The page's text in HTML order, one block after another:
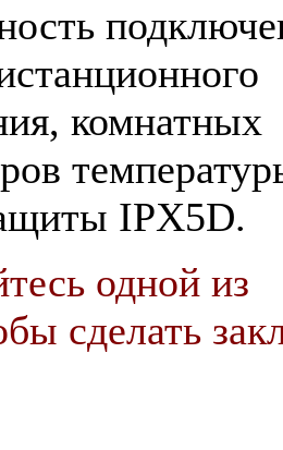
комнатных
IPX5D.
одной из
сделать